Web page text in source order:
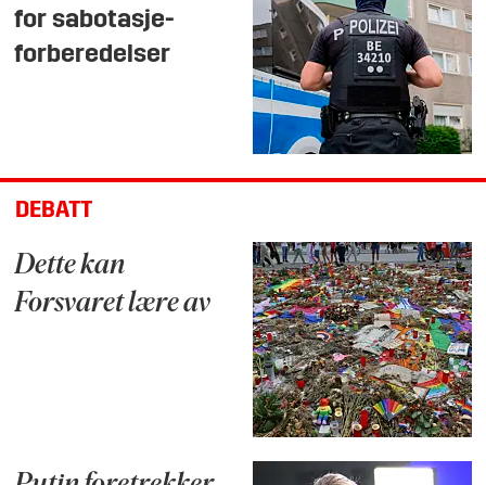
for sabotasje-
forberedelser
DEBATT
Dette kan
Forsvaret lære av